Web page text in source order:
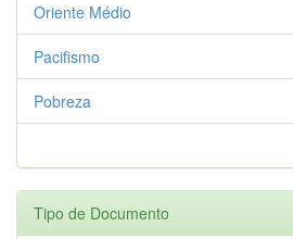
Oriente Médio
Pacifismo
Pobreza
Tipo de Documento